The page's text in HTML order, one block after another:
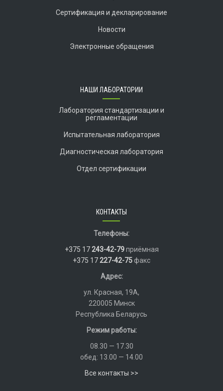
Сертификация и декларирование
Новости
Электронные обращения
НАШИ ЛАБОРАТОРИИ
Лаборатория стандартизации и
регламентации
Испытательная лаборатория
Диагностическая лаборатория
Отдел сертификации
КОНТАКТЫ
Телефоны:
+375 17243-42-79приёмная
+375 17227-42-75факс
Адрес:
ул. Красная, 19А,
220005 Минск
Республика Беларусь
Режим работы:
08.30 — 17.30
обед: 13.00 — 14.00
Все контакты >>